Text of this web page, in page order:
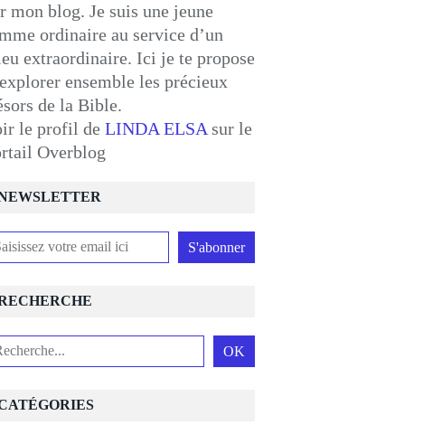
mon blog. Je suis une jeune
ordinaire au service d’un
extraordinaire. Ici je te propose
ensemble les précieux
de la Bible.
le profil de LINDA ELSA sur le
Overblog